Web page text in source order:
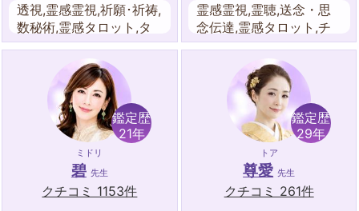
透視,霊感霊視,祈願･祈祷,
数秘術,霊感タロット,タ
ロットカード
霊感霊視,霊聴,送念・思
念伝達,霊感タロット,チ
ャネリング,祈願･祈祷,波
動修正,遠隔ヒーリング,
夢占い,数秘術,タロット
カード,カラーセラピー
鑑定歴
21年
ミドリ
碧 先生
クチコミ 1153件
鑑定歴
29年
トア
尊愛 先生
クチコミ 261件